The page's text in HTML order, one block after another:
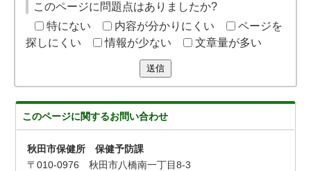
このページに問題点はありましたか?
特にない
内容が分かりにくい
ページを
探しにくい
情報が少ない 文章量が多い
送信
このページに関するお問い合わせ
秋田市保健所 保健予防課
〒010-0976 秋田市八橋南一丁目8-3